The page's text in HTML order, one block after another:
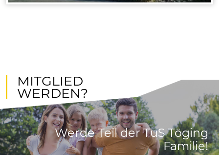
MITGLIED
WERDEN?
Werde Teil der TuS Töging
Familie!